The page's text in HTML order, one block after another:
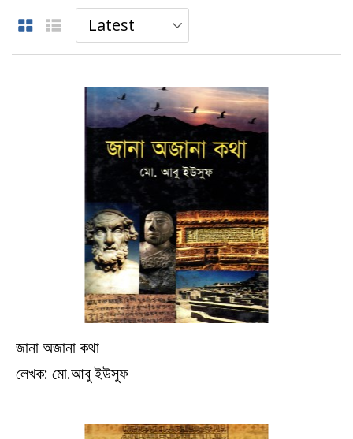
জানা অজানা কথা
লেখক: মো.আবু ইউসুফ